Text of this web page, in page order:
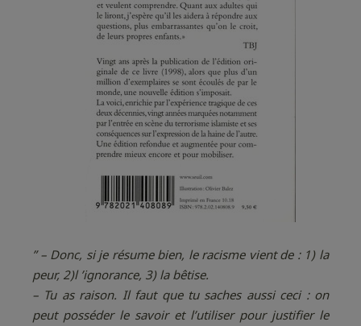
” – Donc, si je résume bien, le racisme vient de : 1) la
peur, 2)l ’ignorance, 3) la bêtise.
– Tu as raison. Il faut que tu saches aussi ceci : on
peut posséder le savoir et l’utiliser pour justifier le